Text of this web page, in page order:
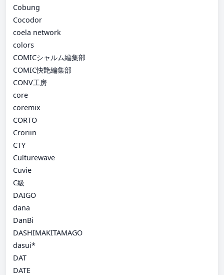
Cobung
Cocodor
coela network
colors
COMICシャルム編集部
COMIC快艶編集部
CONV工房
core
coremix
CORTO
Croriin
CTY
Culturewave
Cuvie
C級
DAIGO
dana
DanBi
DASHIMAKITAMAGO
dasui*
DAT
DATE